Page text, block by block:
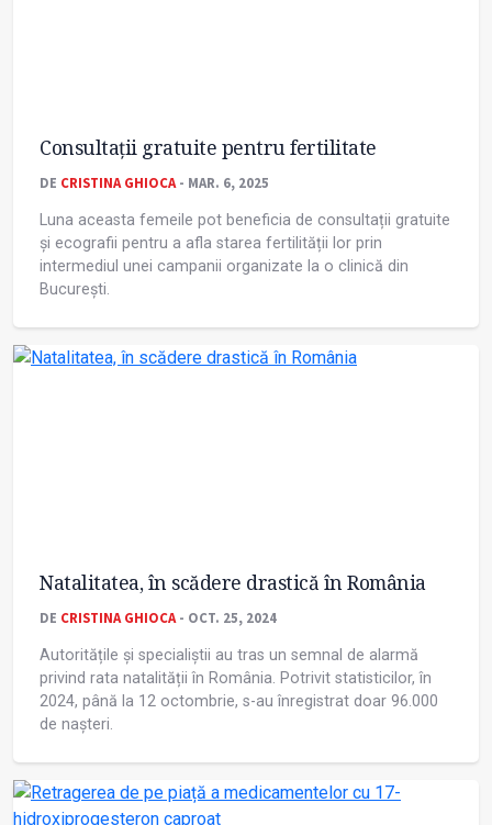
Consultații gratuite pentru fertilitate
DE CRISTINA GHIOCA- MAR. 6, 2025
Luna aceasta femeile pot beneficia de consultații gratuite
și ecografii pentru a afla starea fertilității lor prin
intermediul unei campanii organizate la o clinică din
București.
Natalitatea, în scădere drastică în România
DE CRISTINA GHIOCA- OCT. 25, 2024
Autoritățile și specialiștii au tras un semnal de alarmă
privind rata natalității în România. Potrivit statisticilor, în
2024, până la 12 octombrie, s-au înregistrat doar 96.000
de nașteri.